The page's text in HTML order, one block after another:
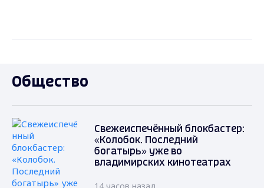
Общество
Свежеиспечённый блокбастер:
«Колобок. Последний
богатырь» уже во
владимирских кинотеатрах
14 часов назад